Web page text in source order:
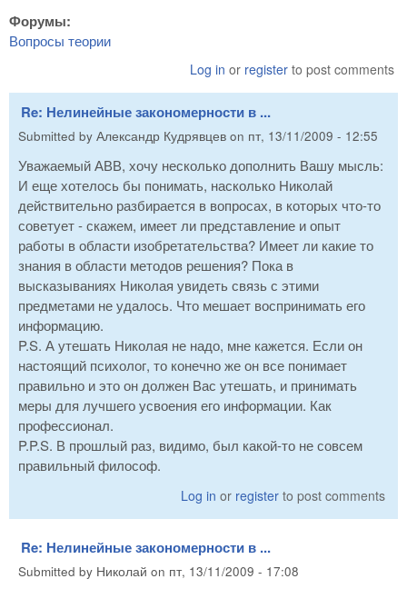
Форумы:
Вопросы теории
Log in or register to post comments
Re: Нелинейные закономерности в ...
Submitted by Александр Кудрявцев on пт, 13/11/2009 - 12:55
Уважаемый АВВ, хочу несколько дополнить Вашу мысль:
И еще хотелось бы понимать, насколько Николай
действительно разбирается в вопросах, в которых что-то
советует - скажем, имеет ли представление и опыт
работы в области изобретательства? Имеет ли какие то
знания в области методов решения? Пока в
высказываниях Николая увидеть связь с этими
предметами не удалось. Что мешает воспринимать его
информацию.
P.S. А утешать Николая не надо, мне кажется. Если он
настоящий психолог, то конечно же он все понимает
правильно и это он должен Вас утешать, и принимать
меры для лучшего усвоения его информации. Как
профессионал.
P.P.S. В прошлый раз, видимо, был какой-то не совсем
правильный философ.
Log in or register to post comments
Re: Нелинейные закономерности в ...
Submitted by Николай on пт, 13/11/2009 - 17:08